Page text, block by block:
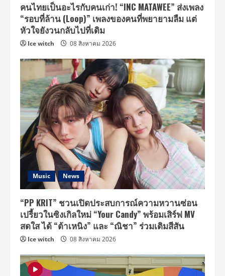
คนไทยเป็นอะไรกับคนเก่า! “INC MATAWEE” ส่งเพลง
“รอบที่ล้าน (Loop)” เพลงของคนที่พยายามลืม แต่
หัวใจยังวนกลับไปที่เดิม
Ice witch 08 สิงหาคม 2026
Music News
“PP KRIT” ชวนเปิดประสบการณ์ความหวานซ่อน
เปรี้ยวในซิงเกิลใหม่ “Your Candy” พร้อมเสิร์ฟ MV
สดใส ได้ “ต้าเหนิง” และ “ณิชา” ร่วมเติมสีสัน
Ice witch 08 สิงหาคม 2026